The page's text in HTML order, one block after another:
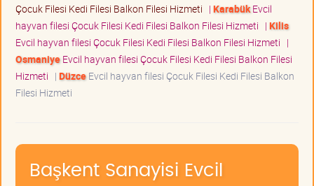
Çocuk Filesi Kedi Filesi Balkon Filesi Hizmeti | KarabükEvcil
hayvan filesi Çocuk Filesi Kedi Filesi Balkon Filesi Hizmeti | Kilis
Evcil hayvan filesi Çocuk Filesi Kedi Filesi Balkon Filesi Hizmeti |
OsmaniyeEvcil hayvan filesi Çocuk Filesi Kedi Filesi Balkon Filesi
Hizmeti | DüzceEvcil hayvan filesi Çocuk Filesi Kedi Filesi Balkon
Filesi Hizmeti
Başkent Sanayisi Evcil